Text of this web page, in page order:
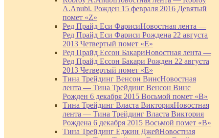
A.Anubi. Рожден 15 февраля 2016 Девятый
помет «Z»
Ред Прайд Еси ФарисиНовостная лента —
Ред Прайд Еси Фариси Рождена 22 августа
2013 Четвертый помет «Е»
Ред Прайд Ессон БакариНовостная лента —
Ред Прайд Ессон Бакари Рожден 22 августа
2013 Четвертый помет «Е»
Тина Трейдинг Венсон ВинсНовостная
лента — Тина Трейдинг Венсон Винс
Рожден 6 декабря 2015 Восьмой помет «В»
Тина Трейдинг Власта ВикторияНовостная
лента — Тина Трейдинг Власта Виктория
Рождена 6 декабря 2015 Восьмой помет «В»
Тина Трейдинг Еджин ДжейНовостная